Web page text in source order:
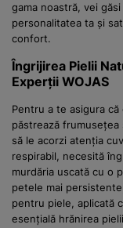
gama noastră, vei
personalitatea ta și
confort.
Îngrijirea Pielii
Experții WOJAS
Pentru a te asigura
păstrează
să le acorzi atenția
respirabil, necesită
murdăria uscată cu o
petele mai
pentru piele, aplicată
esențială hrănirea